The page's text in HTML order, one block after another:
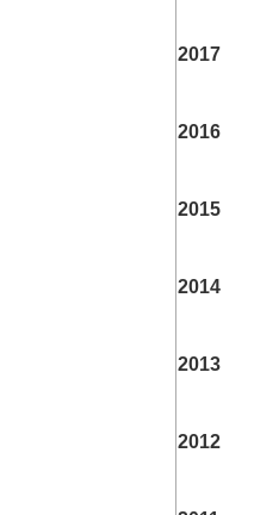
2017
2016
2015
2014
2013
2012